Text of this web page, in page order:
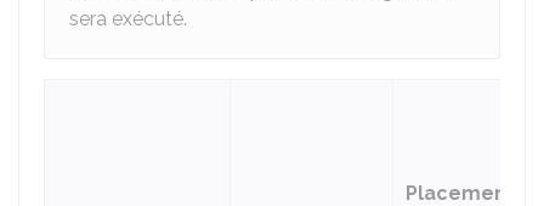
sera exécuté.
Placement à